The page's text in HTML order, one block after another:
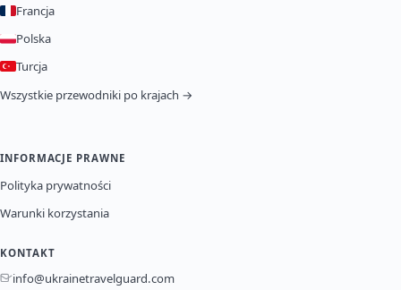
Francja
Polska
Turcja
Wszystkie przewodniki po krajach →
INFORMACJE PRAWNE
Polityka prywatności
Warunki korzystania
KONTAKT
info@ukrainetravelguard.com